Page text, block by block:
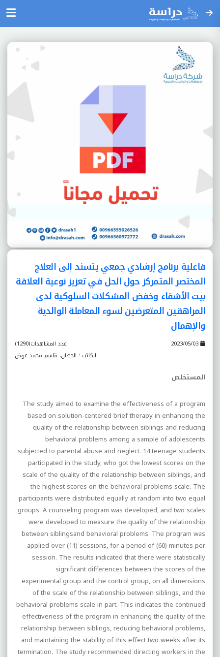
فاعلية برنامج إرشادي جمعي يتسند إلى العلاج
المختصر المتمركز حول الحل في تعزيز نوعية العلاقة
بيت الأشقاء وخفض المشكلات السلوكية لدى
المراهقين المتعرضين لسوء المعاملة الوالدية
والإهمال
عدد المشاهدات(1290)
الكاتب : الحصان، قاسم محمد عوض
المستخلص
The study aimed to examine the effectiveness of a program
based on solution-centered brief therapy in enhancing the
quality of the relationship between siblings and reducing
behavioral problems among a sample of adolescents
subjected to parental abuse and neglect. 14 teenage students
participated in the study, who got the lowest scores on the
scale of the quality of the relationship between siblings, and
the highest scores on the behavioral problems scale. The
participants were distributed equally at random into two equal
groups. A counseling program was developed, and two scales
were developed to measure the quality of the relationship
between siblingsand behavioral problems. The program was
applied over (11) sessions, for a period of (60) minutes per
session. The results indicated that there were statistically
significant differences between the scores of the
experimental group and the control group, on all dimensions
of the scale of the relationship between siblings, and the
behavioral problems scale in part. This indicates the continued
effectiveness of the program in enhancing the quality of the
relationship between siblings, reducing behavioral problems,
and maintaining the stability of this effect two weeks after its
termination. The study recommended directing workers in the